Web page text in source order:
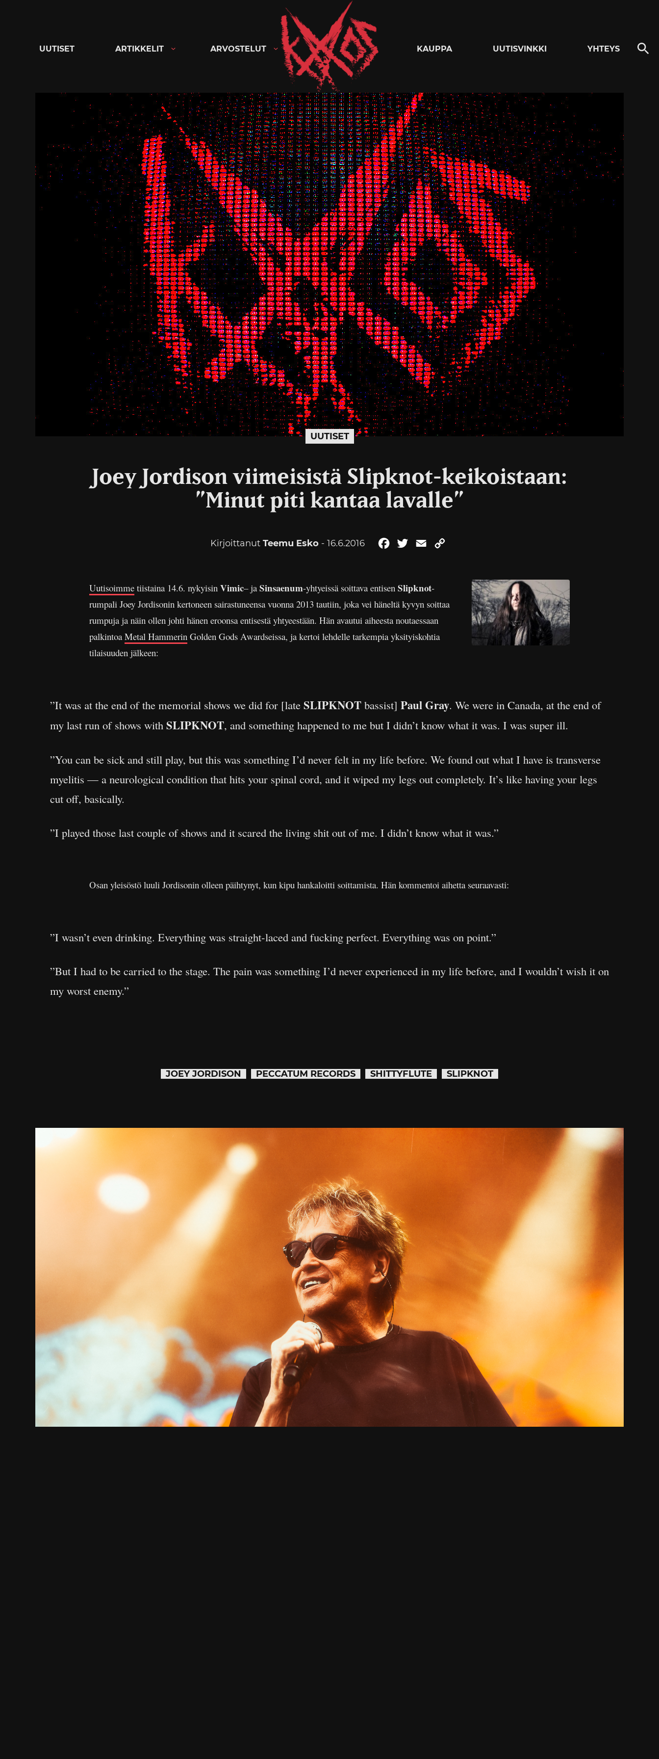
Kaaoszine
UUTISET ARTIKKELIT ARVOSTELUT KAUPPA UUTISVINKKI YHTEYS
UUTISET
Joey Jordison viimeisistä Slipknot-keikoistaan:
”Minut piti kantaa lavalle”
Kirjoittanut Teemu Esko- 16.6.2016 FacebookTwitterEmail
Uutisoimme tiistaina 14.6. nykyisin Vimic– jaSinsaenum-yhtyeissä soittava entisen Slipknot-
rumpali Joey Jordisonin kertoneen sairastuneensa vuonna 2013 tautiin, joka vei häneltä kyvyn soittaa
rumpuja ja näin ollen johti hänen eroonsa entisestä yhtyeestään. Hän avautui aiheesta noutaessaan
palkintoaMetal Hammerin Golden Gods Awardseissa, ja kertoi lehdelle tarkempia yksityiskohtia
tilaisuuden jälkeen:
”It was at the end of the memorial shows we did for [late SLIPKNOT bassist] Paul Gray. We were in Canada, at the end of
my last run of shows with SLIPKNOT, and something happened to me but I didn’t know what it was. I was super ill.
”You can be sick and still play, but this was something I’d never felt in my life before. We found out what I have is transverse
myelitis — a neurological condition that hits your spinal cord, and it wiped my legs out completely. It’s like having your legs
cut off, basically.
”I played those last couple of shows and it scared the living shit out of me. I didn’t know what it was.”
Osan yleisöstö luuli Jordisonin olleen päihtynyt, kun kipu hankaloitti soittamista. Hän kommentoi aihetta seuraavasti:
”I wasn’t even drinking. Everything was straight-laced and fucking perfect. Everything was on point.”
”But I had to be carried to the stage. The pain was something I’d never experienced in my life before, and I wouldn’t wish it on
my worst enemy.”
JOEY JORDISON PECCATUM RECORDS SHITTYFLUTE SLIPKNOT